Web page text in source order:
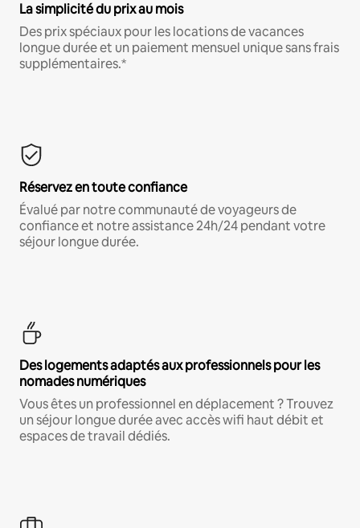
La simplicité du prix au mois
Des prix spéciaux pour les locations de vacances
longue durée et un paiement mensuel unique sans frais
supplémentaires.*
Réservez en toute confiance
Évalué par notre communauté de voyageurs de
confiance et notre assistance 24h/24 pendant votre
séjour longue durée.
Des logements adaptés aux professionnels pour les
nomades numériques
Vous êtes un professionnel en déplacement ? Trouvez
un séjour longue durée avec accès wifi haut débit et
espaces de travail dédiés.